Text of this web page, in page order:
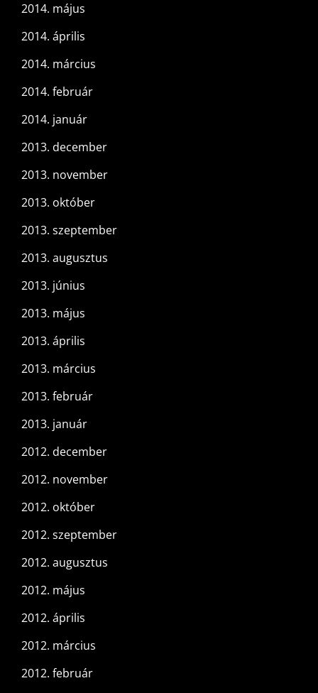
2014. május
2014. április
2014. március
2014. február
2014. január
2013. december
2013. november
2013. október
2013. szeptember
2013. augusztus
2013. június
2013. május
2013. április
2013. március
2013. február
2013. január
2012. december
2012. november
2012. október
2012. szeptember
2012. augusztus
2012. május
2012. április
2012. március
2012. február